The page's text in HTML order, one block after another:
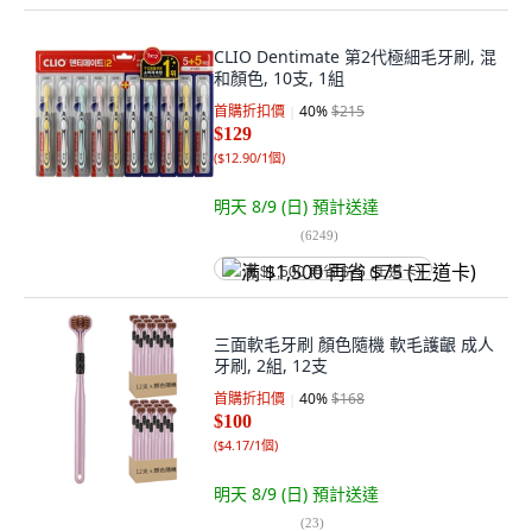
CLIO Dentimate 第2代極細毛牙刷, 混
和顏色, 10支, 1組
首購折扣價 40%$215
$129
($12.90/1個)
明天 8/9 (日) 預計送達
(6249)
满 $1,500 再省 $75 (王道卡)
三面軟毛牙刷 顏色隨機 軟毛護齦 成人
牙刷, 2組, 12支
首購折扣價 40%$168
$100
($4.17/1個)
明天 8/9 (日) 預計送達
(23)